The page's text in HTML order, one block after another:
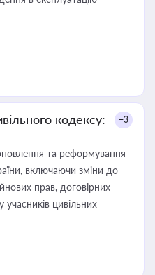
кодексу:
+3
та реформування
включаючи зміни до
прав, договірних
учасників цивільних